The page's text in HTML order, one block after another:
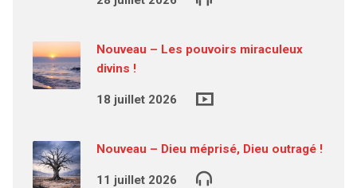
Nouveau – Les pouvoirs miraculeux
divins !
18 juillet 2026
Nouveau – Dieu méprisé, Dieu outragé !
11 juillet 2026